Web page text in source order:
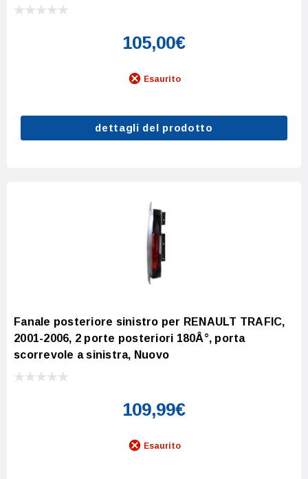
105,00€
Esaurito
dettagli del prodotto
Fanale posteriore sinistro per RENAULT TRAFIC,
2001-2006, 2 porte posteriori 180Â°, porta
scorrevole a sinistra, Nuovo
109,99€
Esaurito